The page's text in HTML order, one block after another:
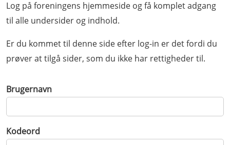
Log på foreningens hjemmeside og få komplet adgang
til alle undersider og indhold.
Er du kommet til denne side efter log-in er det fordi du
prøver at tilgå sider, som du ikke har rettigheder til.
Brugernavn
Kodeord